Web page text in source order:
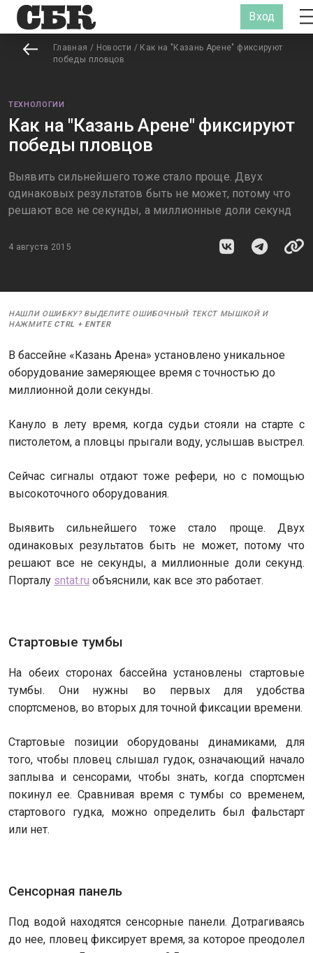
Вход
Главная / Новости / Как на "Казань Арене" фиксируют
победы пловцов
ТЕХНОЛОГИИ
Как на "Казань Арене" фиксируют
победы пловцов
Выявить сильнейшего тоже стало проще. Двух
одинаковых результатов быть не может, потому что
решают все не секунды, а миллионные доли секунд
4 августа 2015
НАШЛИ ОШИБКУ? ВЫДЕЛИТЕ ОШИБОЧНЫЙ ТЕКСТ МЫШКОЙ И
НАЖМИТЕ CTRL + ENTER
В бассейне «Казань Арена» установлено уникальное
оборудование замеряющее время с точностью до
миллионной доли секунды.
Кануло в лету время, когда судьи стояли на старте с
пистолетом, а пловцы прыгали воду, услышав выстрел.
Сейчас сигналы отдают тоже рефери, но с помощью
высокоточного оборудования.
Выявить сильнейшего тоже стало проще. Двух
одинаковых результатов быть не может, потому что
решают все не секунды, а миллионные доли секунд.
Порталу sntat.ru объяснили, как все это работает.
Стартовые тумбы
На обеих сторонах бассейна установлены стартовые
тумбы. Они нужны во первых для удобства
спортсменов, во вторых для точной фиксации времени.
Стартовые позиции оборудованы динамиками, для
того, чтобы пловец слышал гудок, означающий начало
заплыва и сенсорами, чтобы знать, когда спортсмен
покинул ее. Сравнивая время с тумбы со временем,
стартового гудка, можно определить был фальстарт
или нет.
Сенсорная панель
Под водой находятся сенсорные панели. Дотрагиваясь
до нее, пловец фиксирует время, за которое преодолел